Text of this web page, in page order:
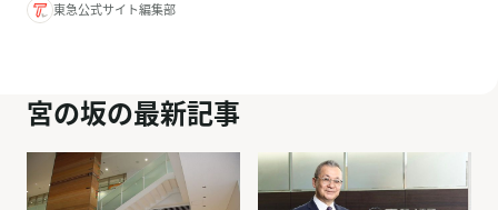
東急公式サイト編集部
宮の坂の最新記事